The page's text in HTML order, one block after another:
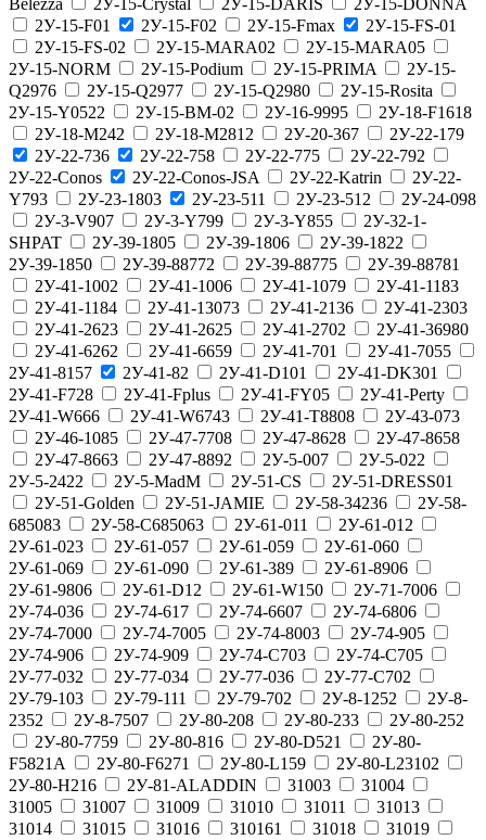
Belezza 2У-15-Crystal 2У-15-DARIS
2У-15-DONNA
2У-15-F01
2У-15-F02 2У-15-Fmax
2У-15-FS-01
2У-15-FS-02
2У-15-MARA02
2У-15-MARA05
2У-15-NORM
2У-15-Podium 2У-15-PRIMA
2У-15-
Q2976
2У-15-Q2977 2У-15-Q2980
2У-15-Rosita
2У-15-Y0522
2У-15-ВМ-02 2У-16-9995
2У-18-F1618
2У-18-М242
2У-18-М2812 2У-20-367
2У-22-179
2У-22-736
2У-22-758 2У-22-775
2У-22-792
2У-22-Conos
2У-22-Conos-JSA 2У-22-Katrin
2У-22-
Y793
2У-23-1803 2У-23-511 2У-23-512
2У-24-098
2У-3-V907
2У-3-Y799 2У-3-Y855
2У-32-1-
SHPAT
2У-39-1805 2У-39-1806
2У-39-1822
2У-39-1850
2У-39-88772 2У-39-88775
2У-39-88781
2У-41-1002
2У-41-1006 2У-41-1079
2У-41-1183
2У-41-1184
2У-41-13073 2У-41-2136
2У-41-2303
2У-41-2623
2У-41-2625 2У-41-2702
2У-41-36980
2У-41-6262
2У-41-6659 2У-41-701
2У-41-7055
2У-41-8157
2У-41-82 2У-41-D101
2У-41-DK301
2У-41-F728
2У-41-Fplus 2У-41-FY05
2У-41-Perty
2У-41-W666
2У-41-W6743 2У-41-Т8808
2У-43-073
2У-46-1085
2У-47-7708 2У-47-8628
2У-47-8658
2У-47-8663
2У-47-8892 2У-5-007
2У-5-022
2У-5-2422
2У-5-MadM 2У-51-CS
2У-51-DRESS01
2У-51-Golden
2У-51-JAMIE 2У-58-34236
2У-58-
685083
2У-58-С685063 2У-61-011
2У-61-012
2У-61-023
2У-61-057 2У-61-059
2У-61-060
2У-61-069
2У-61-090 2У-61-389
2У-61-8906
2У-61-9806
2У-61-D12 2У-61-W150
2У-71-7006
2У-74-036
2У-74-617 2У-74-6607
2У-74-6806
2У-74-7000
2У-74-7005 2У-74-8003
2У-74-905
2У-74-906
2У-74-909 2У-74-С703
2У-74-С705
2У-77-032
2У-77-034 2У-77-036
2У-77-С702
2У-79-103
2У-79-111 2У-79-702 2У-8-1252
2У-8-
2352
2У-8-7507 2У-80-208 2У-80-233
2У-80-252
2У-80-7759
2У-80-816 2У-80-D521
2У-80-
F5821А
2У-80-F6271 2У-80-L159
2У-80-L23102
2У-80-Н216
2У-81-ALADDIN 31003
31004
31005
31007 31009 31010 31011
31013
31014
31015 31016 310161 31018
31019